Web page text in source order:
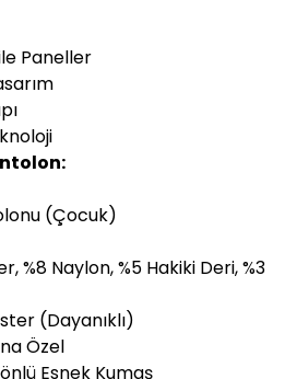
Paneller
(Çocuk)
%8 Naylon, %5 Hakiki Deri, %3
(Dayanıklı)
Özel
Esnek Kumaş